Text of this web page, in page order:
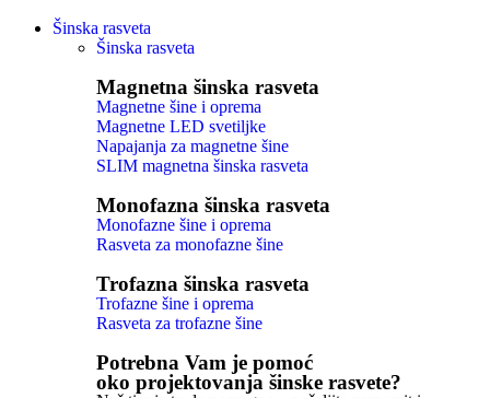
Šinska rasveta
Šinska rasveta
Magnetna šinska rasveta
Magnetne šine i oprema
Magnetne LED svetiljke
Napajanja za magnetne šine
SLIM magnetna šinska rasveta
Monofazna šinska rasveta
Monofazne šine i oprema
Rasveta za monofazne šine
Trofazna šinska rasveta
Trofazne šine i oprema
Rasveta za trofazne šine
Potrebna Vam je pomoć
oko projektovanja šinske rasvete?